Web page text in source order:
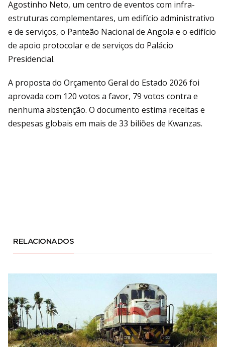
Agostinho Neto, um centro de eventos com infra-
estruturas complementares, um edifício administrativo
e de serviços, o Panteão Nacional de Angola e o edifício
de apoio protocolar e de serviços do Palácio
Presidencial.
A proposta do Orçamento Geral do Estado 2026 foi
aprovada com 120 votos a favor, 79 votos contra e
nenhuma abstenção. O documento estima receitas e
despesas globais em mais de 33 biliões de Kwanzas.
RELACIONADOS